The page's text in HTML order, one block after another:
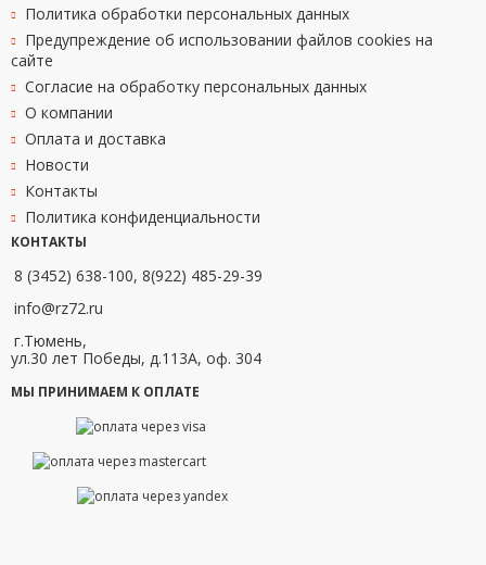
Политика обработки персональных данных
Предупреждение об использовании файлов cookies на
сайте
Согласие на обработку персональных данных
О компании
Оплата и доставка
Новости
Контакты
Политика конфиденциальности
КОНТАКТЫ
8 (3452) 638-100, 8(922) 485-29-39
info@rz72.ru
г.Тюмень,
ул.30 лет Победы, д.113А, оф. 304
МЫ ПРИНИМАЕМ К ОПЛАТЕ